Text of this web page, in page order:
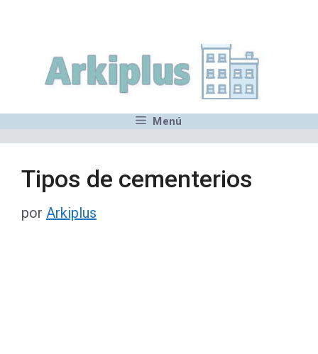
contenido
Menú
Tipos de cementerios
por Arkiplus